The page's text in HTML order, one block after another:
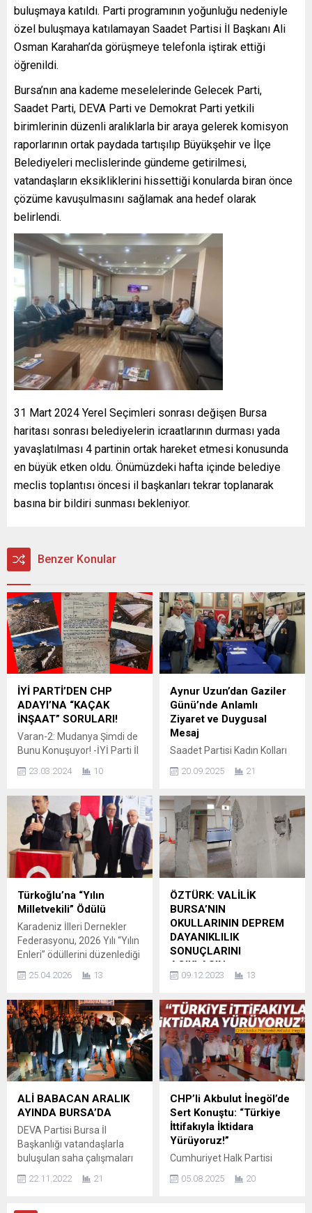
buluşmaya katıldı. Parti programının yoğunluğu nedeniyle
özel buluşmaya katılamayan Saadet Partisi İl Başkanı Ali
Osman Karahan’da görüşmeye telefonla iştirak ettiği
öğrenildi.
Bursa’nın ana kademe meselelerinde Gelecek Parti,
Saadet Parti, DEVA Parti ve Demokrat Parti yetkili
birimlerinin düzenli aralıklarla bir araya gelerek komisyon
raporlarının ortak paydada tartışılıp Büyükşehir ve İlçe
Belediyeleri meclislerinde gündeme getirilmesi,
vatandaşların eksikliklerini hissettiği konularda biran önce
çözüme kavuşulmasını sağlamak ana hedef olarak
belirlendi.
31 Mart 2024 Yerel Seçimleri sonrası değişen Bursa
haritası sonrası belediyelerin icraatlarının durması yada
yavaşlatılması 4 partinin ortak hareket etmesi konusunda
en büyük etken oldu. Önümüzdeki hafta içinde belediye
meclis toplantısı öncesi il başkanları tekrar toplanarak
basına bir bildiri sunması bekleniyor.
Benzer Konular
İYİ PARTİ’DEN CHP
ADAYI’NA “KAÇAK
İNŞAAT” SORULARI!
Varan-2: Mudanya Şimdi de
Bunu Konuşuyor! -İYİ Parti İl
Hasanoğlu, Mudanya İlçe
halen herhangi bir açıklama
veya yalanlama
yapılamayan AKP Adayıyla
ilgili “sahte diploma”
iddiasından sonra; CHP’nin
Mudanya Belediye Başkan
Adayı Deniz Dalgıç’ın
Bademli’deki inşaatında,
yapıldığını ve “KAÇAK YAPI”
zaptı...
23.03.2024 10
Aynur Uzun’dan Gaziler
Günü’nde Anlamlı
Ziyaret ve Duygusal
Mesaj
Saadet Partisi Kadın Kolları
Eylül Gaziler Günü
Gaziler Derneği’ni ziyaret
etti. Ziyaret sırasında dernek
üyeleri tarafından sıcak bir
şekilde karşılanan Uzun,
vatan uğruna canını ortaya
koymuş tüm gazilere derin
bir şükran duygusuyla hitap
etti. Gazilere hitaben yaptığı
konuşmada, Uzun şu
ifadelere yer verdi:...
20.09.2025 21
Türkoğlu’na “Yılın
Milletvekili” Ödülü
Karadeniz İlleri Dernekler
Federasyonu, 2026 Yılı “Yılın
Enleri” ödüllerini düzenlediği
Bu prestijli etkinlikte, İYİ
Yardımcısı ve Bursa
Milletvekili Selçuk Türkoğlu
“Yılın Milletvekili” ödülüne
layık görüldü. Türkoğlu,
ödülünü Federasyon
Başkanı Osman Işık’tan aldı.
Teşekkür konuşmasında
duygularını paylaşan Selçuk
“Karadeniz İlleri Dernekler
Federasyonu...
25.04.2026 13
ÖZTÜRK: VALİLİK
BURSA’NIN
OKULLARININ DEPREM
DAYANIKLILIK
SONUÇLARINI
AÇIKLASIN
Bursa Milletvekili Hasan
okulların deprem dayanıklılık
test sonuçlarını kamuoyuyla
paylaşmamasını Meclis
gündemine taşıdı. Merkez
üssü Gemlik olmak üzere 4
Aralık günü meydana gelen
5,1 ve 4,5 büyüklüğündeki
depremler Bursa ve çevre
illerde büyük endişe ve
korkuya neden oldu. Bazı
binalarda deprem nedeniyle
hasar meydana geldi.
Yıkılmaya yüz...
09.12.2023 13
ALİ BABACAN ARALIK
AYINDA BURSA’DA
DEVA Partisi Bursa İl
Başkanlığı vatandaşlarla
buluşulan saha çalışmaları
“MAVİ YELEKLİLER”
22.11.2022 21
CHP’li Akbulut İnegöl’de
Sert Konuştu: “Türkiye
İttifakıyla İktidara
Yürüyoruz!”
Cumhuriyet Halk Partisi
Akbulut, İnegöl’de
05.08.2025 20